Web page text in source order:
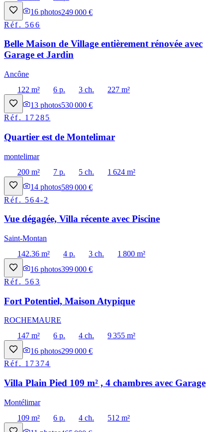
16 photos249 000 €
Réf. 566
Belle Maison de Village entièrement rénovée avec
Garage et Jardin
Ancône
122 m²
6 p. 3 ch.
227 m²
13 photos530 000 €
Réf. 17285
Quartier est de Montelimar
montelimar
200 m²
7 p. 5 ch.
1 624 m²
14 photos589 000 €
Réf. 564-2
Vue dégagée, Villa récente avec Piscine
Saint-Montan
142.36 m²
4 p. 3 ch.
1 800 m²
16 photos399 000 €
Réf. 563
Fort Potentiel, Maison Atypique
ROCHEMAURE
147 m²
6 p. 4 ch.
9 355 m²
16 photos299 000 €
Réf. 17374
Villa Plain Pied 109 m² , 4 chambres avec Garage
Montélimar
109 m²
6 p. 4 ch.
512 m²